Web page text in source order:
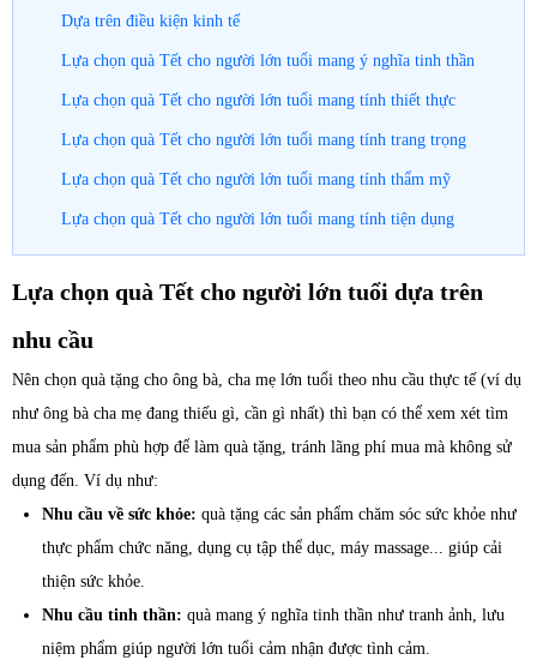
Dựa trên điều kiện kinh tế
Lựa chọn quà Tết cho người lớn tuổi mang ý nghĩa tinh thần
Lựa chọn quà Tết cho người lớn tuổi mang tính thiết thực
Lựa chọn quà Tết cho người lớn tuổi mang tính trang trọng
Lựa chọn quà Tết cho người lớn tuổi mang tính thẩm mỹ
Lựa chọn quà Tết cho người lớn tuổi mang tính tiện dụng
Lựa chọn quà Tết cho người lớn tuổi dựa trên
nhu cầu
Nên chọn quà tặng cho ông bà, cha mẹ lớn tuổi theo nhu cầu thực tế (ví dụ
như ông bà cha mẹ đang thiếu gì, cần gì nhất) thì bạn có thể xem xét tìm
mua sản phẩm phù hợp để làm quà tặng, tránh lãng phí mua mà không sử
dụng đến. Ví dụ như:
Nhu cầu về sức khỏe: quà tặng các sản phẩm chăm sóc sức khỏe như
thực phẩm chức năng, dụng cụ tập thể dục, máy massage... giúp cải
thiện sức khỏe.
Nhu cầu tinh thần: quà mang ý nghĩa tinh thần như tranh ảnh, lưu
niệm phẩm giúp người lớn tuổi cảm nhận được tình cảm.